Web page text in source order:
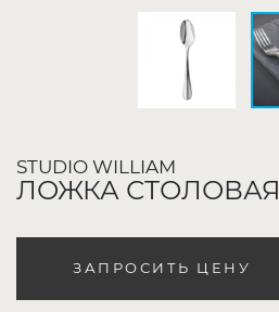
STUDIO WILLIAM
ЛОЖКА СТОЛОВАЯ
ЗАПРОСИТЬ ЦЕНУ